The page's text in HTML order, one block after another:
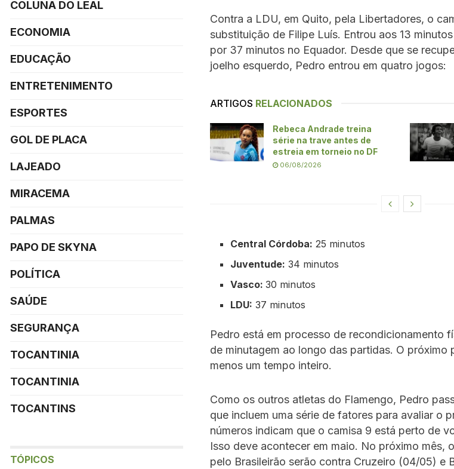
Contra a LDU, em Quito, pela Libertadores, o
substituição de Filipe Luís. Entrou aos 13
por 37 minutos no Equador. Desde que se
joelho esquerdo, Pedro entrou em quatro jogos:
ARTIGOS RELACIONADOS
Rebeca Andrade treina
série na trave antes de
estreia em torneio no DF
06/08/2026
Central Córdoba: 25 minutos
Juventude: 34 minutos
Vasco:30 minutos
LDU: 37 minutos
Pedro está em processo de recondicionamento
de minutagem ao longo das partidas. O próximo
menos um tempo inteiro.
Como os outros atletas do Flamengo, Pedro
que incluem uma série de fatores para avaliar o
números indicam que o camisa 9 está perto de
Isso deve acontecer em maio. No próximo mês,
pelo Brasileirão serão contra Cruzeiro (04/05) e
COLUNA DO LEAL
ECONOMIA
EDUCAÇÃO
ENTRETENIMENTO
ESPORTES
GOL DE PLACA
LAJEADO
MIRACEMA
PALMAS
PAPO DE SKYNA
POLÍTICA
SAÚDE
SEGURANÇA
TOCANTINIA
TOCANTINIA
TOCANTINS
TÓPICOS